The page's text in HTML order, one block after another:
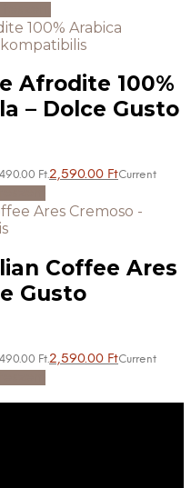
Afrodite 100%
– Dolce Gusto
Ft.2,590.00 FtCurrent
Coffee Ares
Gusto
Ft.2,590.00 FtCurrent